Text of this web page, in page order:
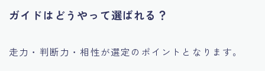
ガイドはどうやって選ばれる？
走力・判断力・相性が選定のポイントとなります。